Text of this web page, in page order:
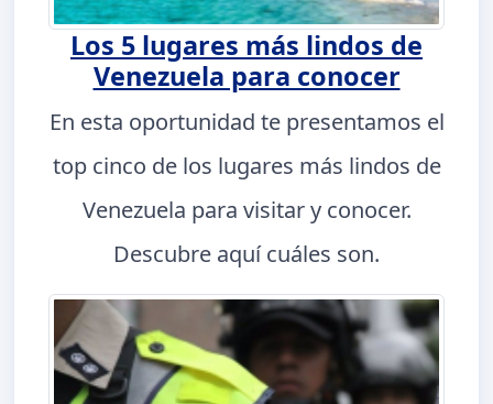
Los 5 lugares más lindos de
Venezuela para conocer
En esta oportunidad te presentamos el
top cinco de los lugares más lindos de
Venezuela para visitar y conocer.
Descubre aquí cuáles son.